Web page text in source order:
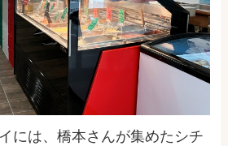
には、橋本さんが集めたシチ